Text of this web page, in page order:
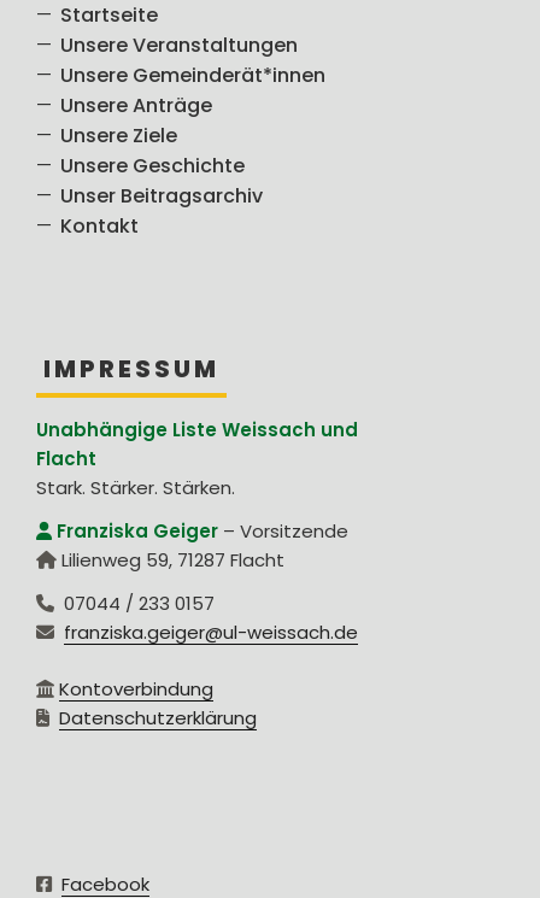
Startseite
Unsere Veranstaltungen
Unsere Gemeinderät*innen
Unsere Anträge
Unsere Ziele
Unsere Geschichte
Unser Beitragsarchiv
Kontakt
IMPRESSUM
Unabhängige Liste Weissach und
Flacht
Stark. Stärker. Stärken.
Franziska Geiger – Vorsitzende
Lilienweg 59, 71287 Flacht
07044 / 233 0157
franziska.geiger@ul-weissach.de
Kontoverbindung
Datenschutzerklärung
Facebook